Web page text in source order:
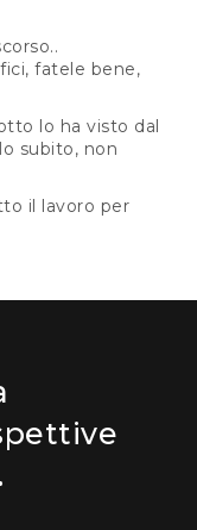
fatele bene,
lo ha visto dal
subito, non
il lavoro per